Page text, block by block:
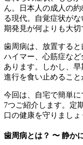
ん。日本人の成人の
る現代。自覚症状が
期発見が何よりも大切
歯周病は、放置する
ハイマー、心筋症な
あります。しかし、早
進行を食い止めること
今回は、自宅で簡単
7つご紹介します。定
口の健康を守りましょ
歯周病とは？ 〜 静か